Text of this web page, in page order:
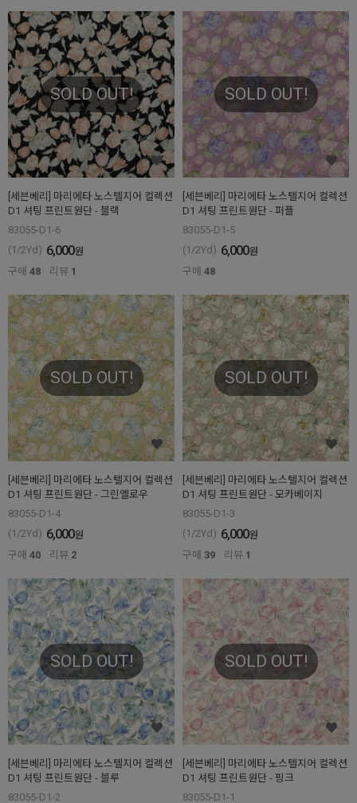
SOLD OUT!
[세븐베리] 마리에타 노스텔지어 컬렉션
D1 셔팅 프린트원단 - 블랙
83055-D1-6
(1/2Yd) 6,000원
구매 48 리뷰 1
SOLD OUT!
[세븐베리] 마리에타 노스텔지어 컬렉션
D1 셔팅 프린트원단 - 퍼플
83055-D1-5
(1/2Yd) 6,000원
구매 48
SOLD OUT!
[세븐베리] 마리에타 노스텔지어 컬렉션
D1 셔팅 프린트원단 - 그린옐로우
83055-D1-4
(1/2Yd) 6,000원
구매 40 리뷰 2
SOLD OUT!
[세븐베리] 마리에타 노스텔지어 컬렉션
D1 셔팅 프린트원단 - 모카베이지
83055-D1-3
(1/2Yd) 6,000원
구매 39 리뷰 1
SOLD OUT!
[세븐베리] 마리에타 노스텔지어 컬렉션
D1 셔팅 프린트원단 - 블루
83055-D1-2
SOLD OUT!
[세븐베리] 마리에타 노스텔지어 컬렉션
D1 셔팅 프린트원단 - 핑크
83055-D1-1